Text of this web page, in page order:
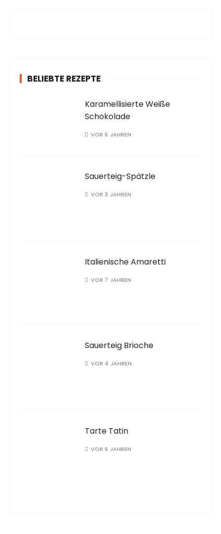
BELIEBTE REZEPTE
Karamellisierte Weiße
Schokolade
VOR 6 JAHREN
Sauerteig-Spätzle
VOR 3 JAHREN
Italienische Amaretti
VOR 7 JAHREN
Sauerteig Brioche
VOR 4 JAHREN
Tarte Tatin
VOR 6 JAHREN